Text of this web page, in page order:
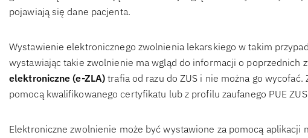
pojawiają się dane pacjenta.
Wystawienie elektronicznego zwolnienia lekarskiego w takim
wystawiając takie zwolnienie ma wgląd do informacji o poprzednich
elektroniczne (e-ZLA) trafia od razu do ZUS i nie można go
pomocą kwalifikowanego certyfikatu lub z profilu zaufanego PUE
Elektroniczne zwolnienie może być wystawione za pomocą aplikacji